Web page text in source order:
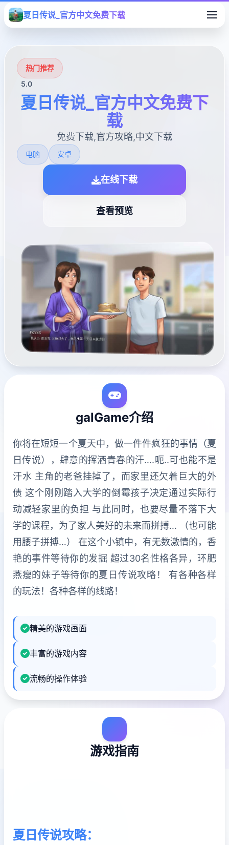
夏日传说_官方中文免费下载
热门推荐
5.0
夏日传说_官方中文免费下
载
免费下载,官方攻略,中文下载
电脑 安卓
在线下载
查看预览
galGame介绍
你将在短短一个夏天中，做一件件疯狂的事情（夏
日传说），肆意的挥洒青春的汗….呃..可也能不是
汗水 主角的老爸挂掉了，而家里还欠着巨大的外
债 这个刚刚踏入大学的倒霉孩子决定通过实际行
动减轻家里的负担 与此同时，也要尽量不落下大
学的课程，为了家人美好的未来而拼搏… （也可能
用腰子拼搏…） 在这个小镇中，有无数激情的，香
艳的事件等待你的发掘 超过30名性格各异，环肥
燕瘦的妹子等待你的夏日传说攻略！ 有各种各样
的玩法！各种各样的线路！
精美的游戏画面
丰富的游戏内容
流畅的操作体验
游戏指南
夏日传说攻略：